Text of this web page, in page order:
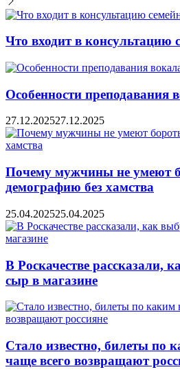
Что входит в консультацию
Особенности преподавания
27.12.202527.12.2025
Почему мужчины не умеют
демографию без хамства
25.04.202525.04.2025
В Роскачестве рассказали,
сыр в магазине
Стало известно, билеты по
чаще всего возвращают